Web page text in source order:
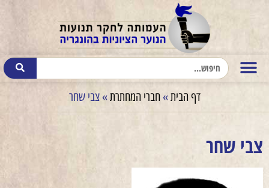
דף הבית»חברי המחתרת»צבי שחר
צבי שחר